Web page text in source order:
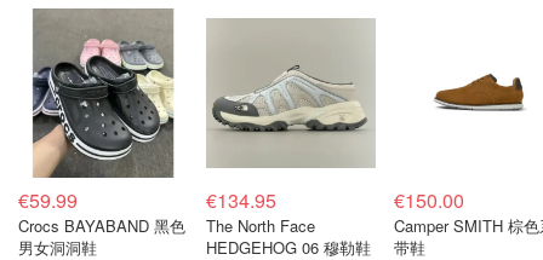
€59.99
Crocs BAYABAND 黑色
男女洞洞鞋
€134.95
The North Face
HEDGEHOG 06 穆勒鞋
€150.00
Camper SMITH 棕
带鞋